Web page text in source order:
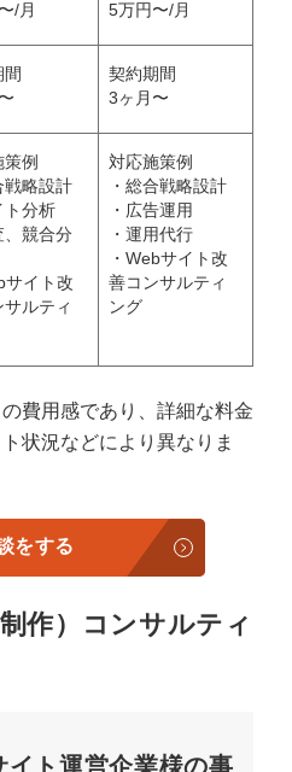
/月
5万円〜/月
間
契約期間
3ヶ月〜
例
戦略設計
ト分析
、競合分
サイト改
ルティ
対応施策例
・総合戦略設計
・広告運用
・運用代行
・Webサイト改
善コンサルティ
ング
費用感であり、詳細な料金
状況などにより異なりま
をする
作）コンサルティ
イト運営企業様の事